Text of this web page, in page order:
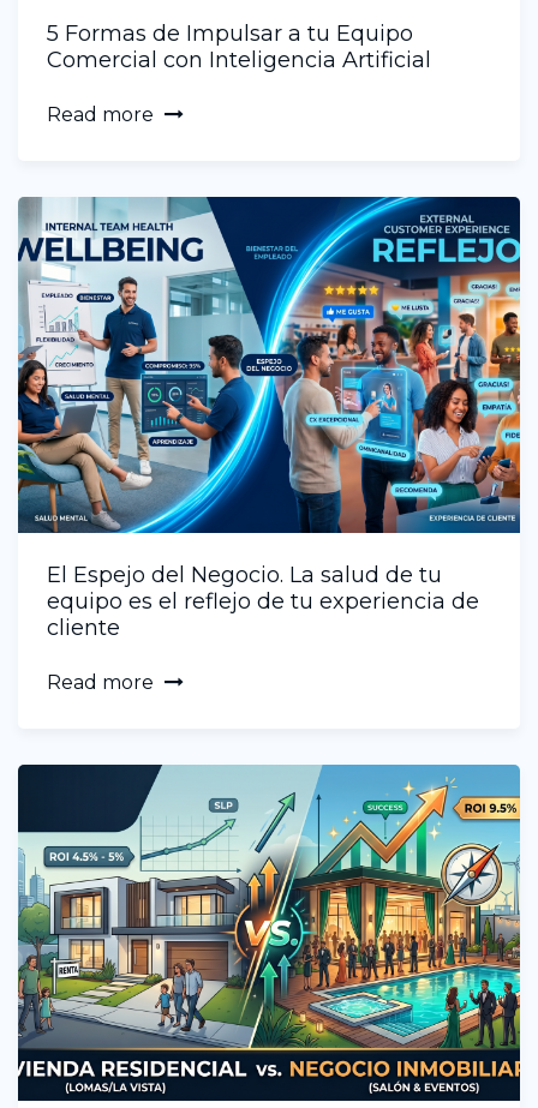
5 Formas de Impulsar a tu Equipo
Comercial con Inteligencia Artificial
Read more
El Espejo del Negocio. La salud de tu
equipo es el reflejo de tu experiencia de
cliente
Read more